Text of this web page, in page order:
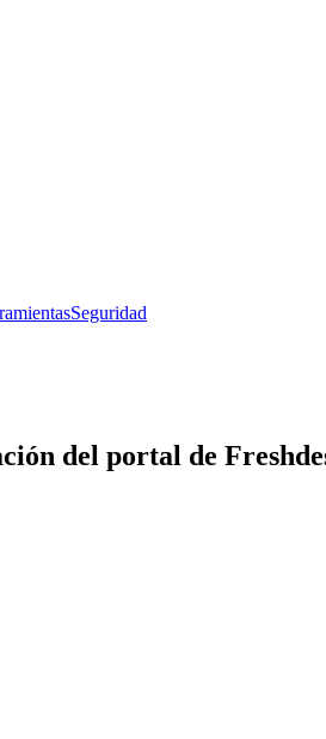
Seguridad
del portal de